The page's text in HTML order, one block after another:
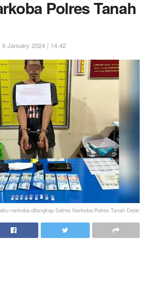
Polres Tanah
9 January 2024 | 14:42
narkoba ditangkap Satres Narkoba Polres Tanah Datar